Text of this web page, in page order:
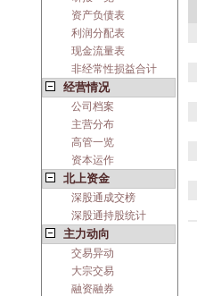
资产负债表
利润分配表
现金流量表
非经常性损益合计
经营情况
公司档案
主营分布
高管一览
资本运作
北上资金
深股通成交榜
深股通持股统计
主力动向
交易异动
大宗交易
融资融券